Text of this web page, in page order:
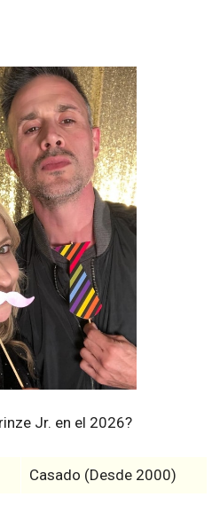
Jr. en el 2026?
Casado (Desde 2000)